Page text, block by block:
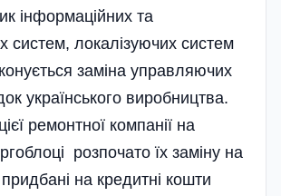
інформаційних та
систем, локалізуючих систем
заміна управляючих
українського виробництва.
ремонтної компанії на
розпочато їх заміну на
на кредитні кошти